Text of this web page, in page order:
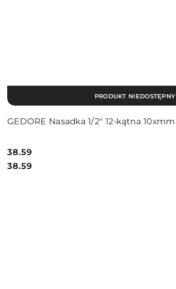
GEDORE Nasadka 1/2″ 12-kątna
Cena:
38.59
Cena:
38.59
PRODUKT NIEDOSTĘPNY